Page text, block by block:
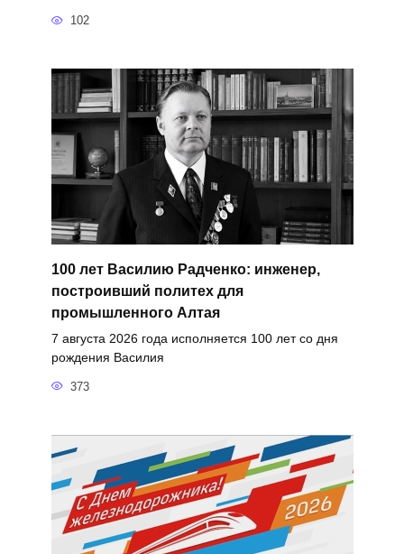
102
100 лет Василию Радченко: инженер,
построивший политех для
промышленного Алтая
7 августа 2026 года исполняется 100 лет со дня
рождения Василия
373